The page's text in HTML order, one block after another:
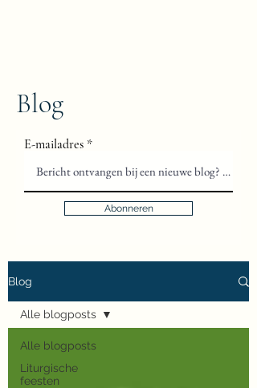
Blog
E-mailadres
Abonneren
Blog
Alle blogposts
Liturgische
feesten
Alle blogposts